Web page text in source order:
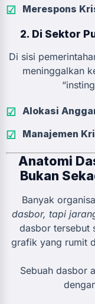
Merespons
2. Di Sektor
Di sisi
meninggalkan
Alokasi
Manajemen
Anatomi
Bukan
Banyak
dasbor, tapi
dasbor tersebut
grafik yang rumit
Sebuah dasbor